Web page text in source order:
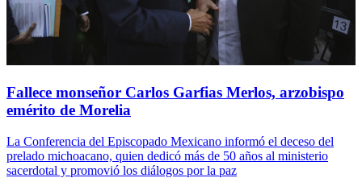
Fallece monseñor Carlos Garfias Merlos, arzobispo
emérito de Morelia
La Conferencia del Episcopado Mexicano informó el deceso del
prelado michoacano, quien dedicó más de 50 años al ministerio
sacerdotal y promovió los diálogos por la paz